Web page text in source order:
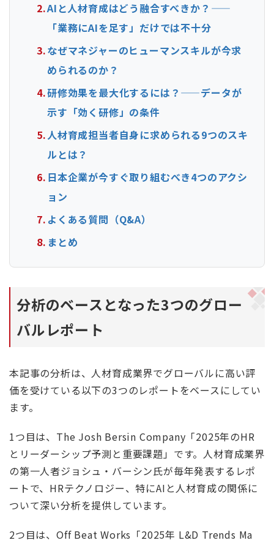
AIと人材育成はどう融合すべきか？——
「業務にAIを足す」だけでは不十分
なぜマネジャーのヒューマンスキルが今求
められるのか？
研修効果を最大化するには？——データが
示す「効く研修」の条件
人材育成担当者自身に求められる9つのスキ
ルとは？
日本企業が今すぐ取り組むべき4つのアクシ
ョン
よくある質問（Q&A）
まとめ
分析のベースとなった3つのグロー
バルレポート
本記事の分析は、人材育成業界でグローバルに高い評
価を受けている以下の3つのレポートをベースにしてい
ます。
1つ目は、The Josh Bersin Company「2025年のHR
とリーダーシップ予測と重要課題」です。人材育成業界
の第一人者ジョシュ・バーシン氏が毎年発表するレポ
ートで、HRテクノロジー、特にAIと人材育成の関係に
ついて深い分析を提供しています。
2つ目は、Off Beat Works「2025年 L&D Trends Ma